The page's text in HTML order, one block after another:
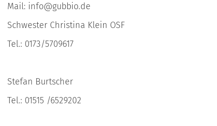
Mail: info@gubbio.de
Schwester Christina Klein OSF
Tel.: 0173/5709617
Stefan Burtscher
Tel.: 01515 /6529202